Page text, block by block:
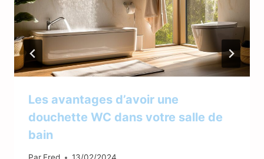
Les avantages d’avoir une
douchette WC dans votre salle de
bain